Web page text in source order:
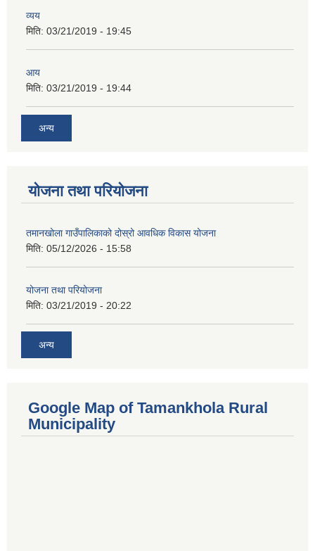
व्यय
मिति: 03/21/2019 - 19:45
आय
मिति: 03/21/2019 - 19:44
अन्य
योजना तथा परियोजना
तमानखोला गाउँपालिकाको दोस्रो आवधिक विकास योजना
मिति: 05/12/2026 - 15:58
योजना तथा परियोजना
मिति: 03/21/2019 - 20:22
अन्य
Google Map of Tamankhola Rural
Municipality